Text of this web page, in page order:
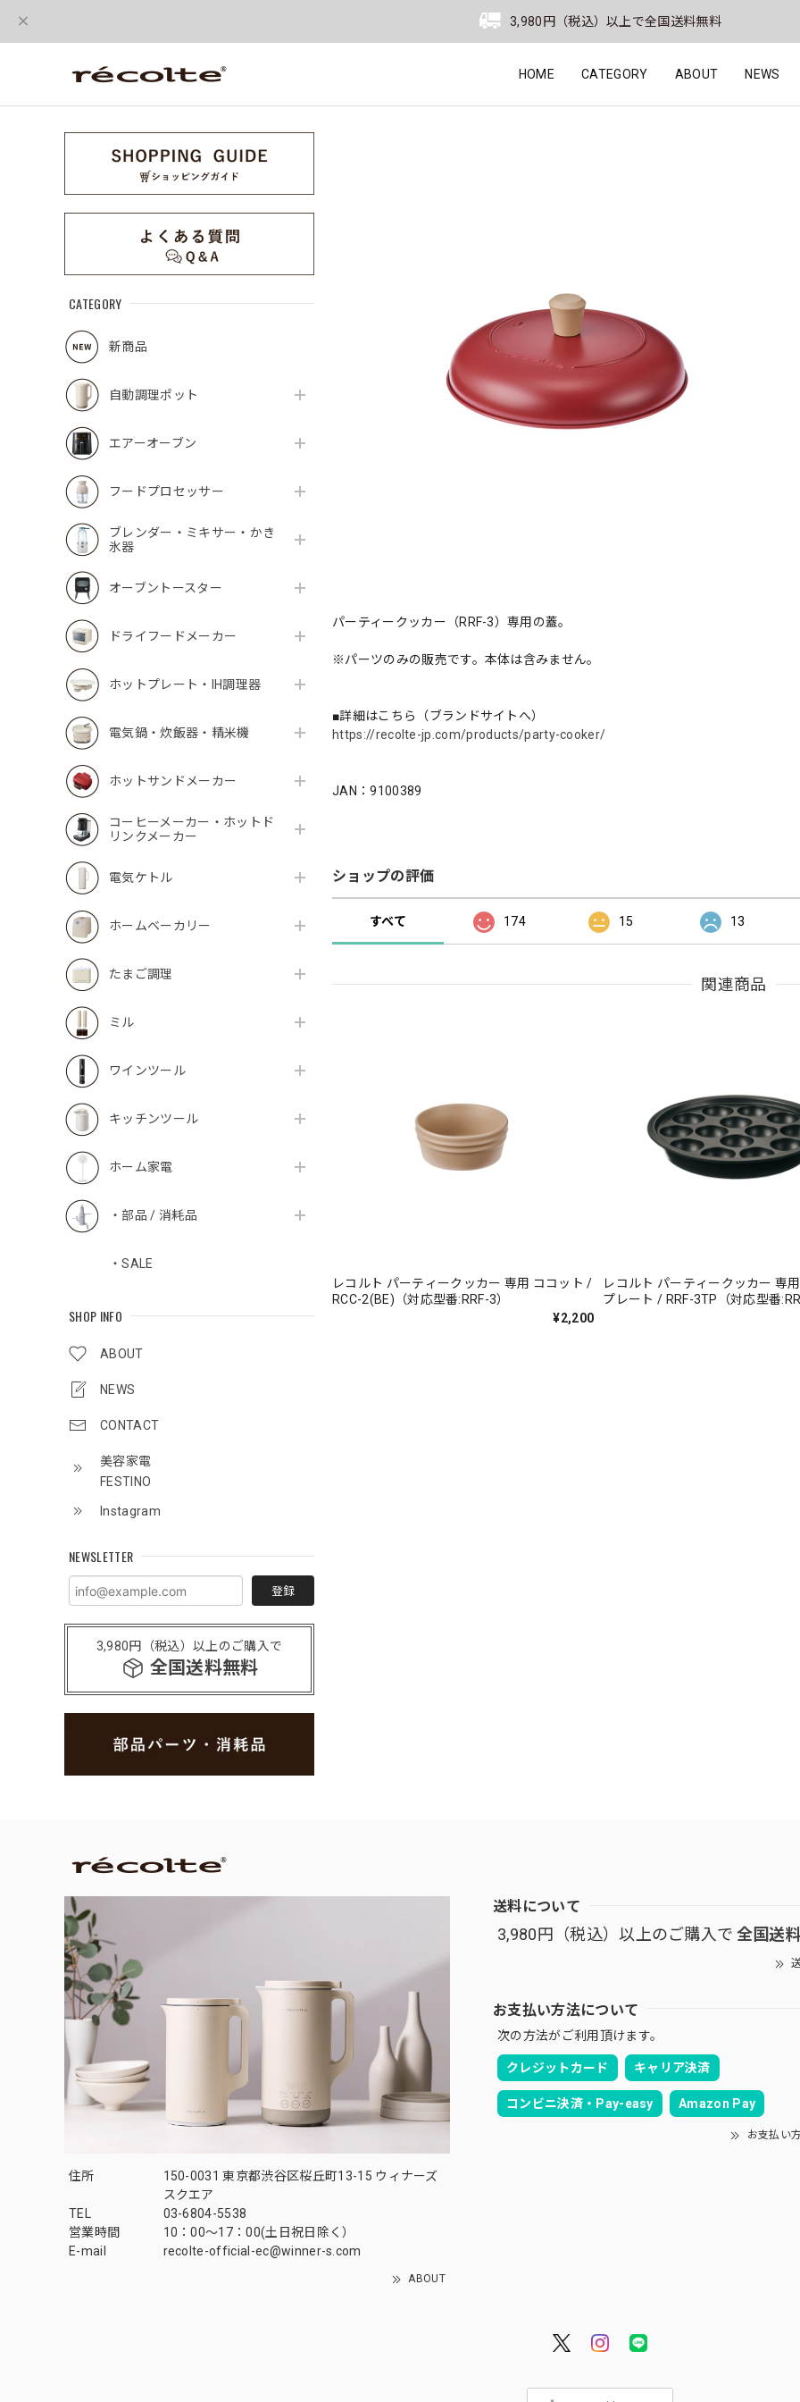
3,980円（税込）以上で全国送料無料
HOME CATEGORY ABOUT NEWS
CATEGORY
新商品
自動調理ポット
エアーオーブン
フードプロセッサー
ブレンダー・ミキサー・かき
氷器
オーブントースター
ドライフードメーカー
ホットプレート・IH調理器
電気鍋・炊飯器・精米機
ホットサンドメーカー
コーヒーメーカー・ホットド
リンクメーカー
電気ケトル
ホームベーカリー
たまご調理
ミル
ワインツール
キッチンツール
ホーム家電
・部品 / 消耗品
・SALE
SHOP INFO
ABOUT
NEWS
CONTACT
美容家電
FESTINO
Instagram
NEWSLETTER
登録
3,980円（税込）以上のご購入で
全国送料無料
パーティークッカー（RRF-3）専用の蓋。
※パーツのみの販売です。本体は含みません。
■詳細はこちら（ブランドサイトへ）
https://recolte-jp.com/products/party-cooker/
JAN：9100389
ショップの評価
すべて 174 15 13
関連商品
レコルト パーティークッカー 専用 ココット /
RCC-2(BE)（対応型番:RRF-3）
¥2,200
レコルト パーティークッカー 専
プレート / RRF-3TP（対応型番
住所
150-0031 東京都渋谷区桜丘町13-15 ウィナーズ
スクエア
TEL
03-6804-5538
営業時間
10：00〜17：00(土日祝日除く）
E-mail
recolte-official-ec@winner-s.com
ABOUT
送料について
3,980円（税込）以上のご購入で 全国送
お支払い方法について
次の方法がご利用頂けます。
クレジットカード キャリア決済
コンビニ決済・Pay-easy Amazon Pay
お支払い